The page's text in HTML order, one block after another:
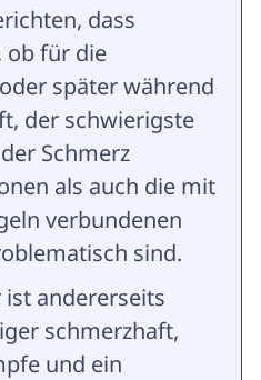
dass
ob für die
später während
der schwierigste
Schmerz
als auch die mit
verbundenen
sind.
andererseits
schmerzhaft,
und ein